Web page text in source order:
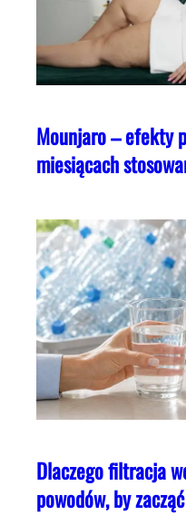
Mounjaro – efekty
miesiącach
Dlaczego filtracja
powodów, by